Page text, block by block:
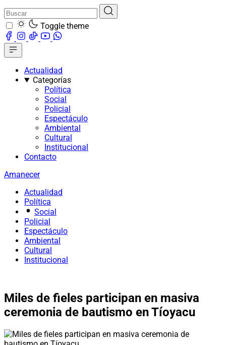
Toggle theme
Actualidad
Categorías
Política
Social
Policial
Espectáculo
Ambiental
Cultural
Institucional
Contacto
Amanecer
Actualidad
Política
Social
Policial
Espectáculo
Ambiental
Cultural
Institucional
Miles de fieles participan en masiva
ceremonia de bautismo en Tíoyacu